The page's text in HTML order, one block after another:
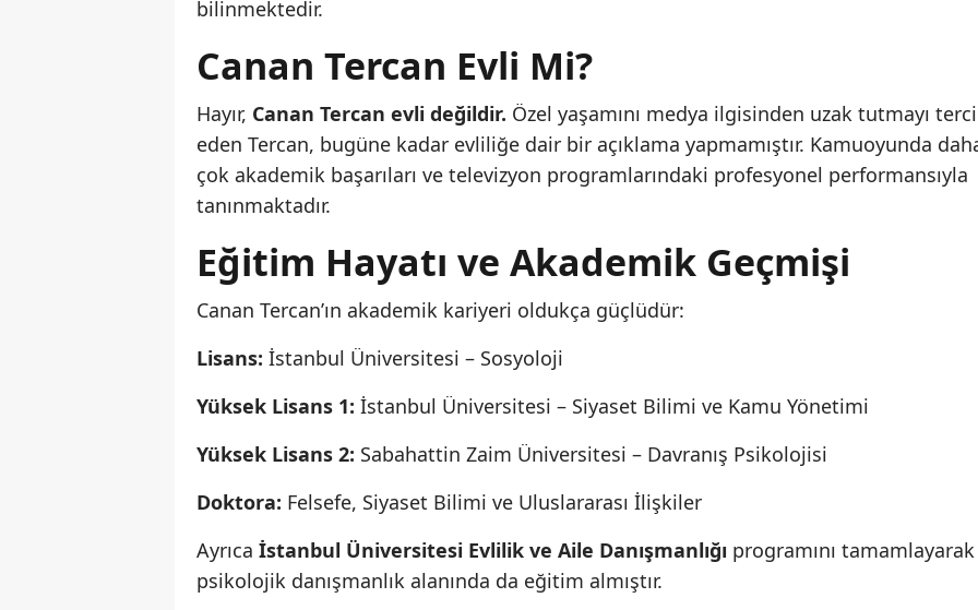
bilinmektedir.
Canan Tercan Evli Mi?
Hayır, Canan Tercan evli değildir. Özel yaşamını medya ilgisinden uzak tutmayı
eden Tercan, bugüne kadar evliliğe dair bir açıklama yapmamıştır. Kamuoyunda
çok akademik başarıları ve televizyon programlarındaki profesyonel performansıyla
tanınmaktadır.
Eğitim Hayatı ve Akademik Geçmişi
Canan Tercan’ın akademik kariyeri oldukça güçlüdür:
Lisans: İstanbul Üniversitesi – Sosyoloji
Yüksek Lisans 1: İstanbul Üniversitesi – Siyaset Bilimi ve Kamu Yönetimi
Yüksek Lisans 2: Sabahattin Zaim Üniversitesi – Davranış Psikolojisi
Doktora: Felsefe, Siyaset Bilimi ve Uluslararası İlişkiler
Ayrıca İstanbul Üniversitesi Evlilik ve Aile Danışmanlığı programını tamamlayarak
psikolojik danışmanlık alanında da eğitim almıştır.